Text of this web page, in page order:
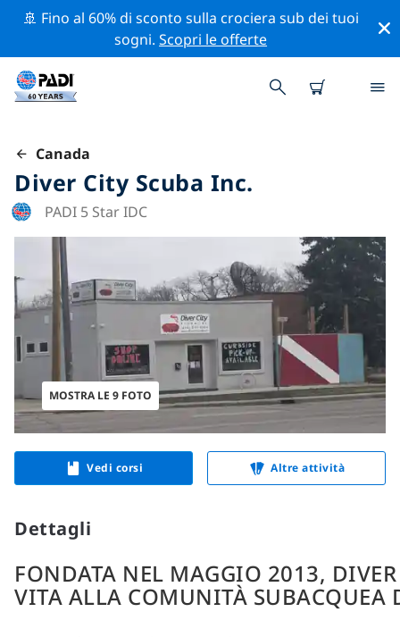
🚢 Fino al 60% di sconto sulla crociera sub dei tuoi
sogni.Scopri le offerte
Canada
Diver City Scuba Inc.
PADI 5 Star IDC
MOSTRA LE 9 FOTO
Vedi corsi Altre attività
Dettagli
FONDATA NEL MAGGIO 2013,
VITA ALLA COMUNITÀ SUBACQUEA